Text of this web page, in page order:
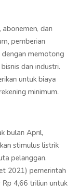
dan
pemberian
memotong
dan industri.
untuk biaya
minimum.
bulan April,
stimulus listrik
pelanggan.
2021) pemerintah
Rp 4,66 triliun untuk